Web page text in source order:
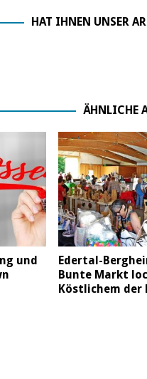
HAT IHNEN UNSER
ÄHNLICHE
und
Edertal-
Bunte Markt
Köstlichem der